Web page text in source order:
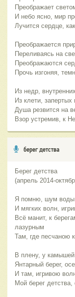
Преображает
И небо ясно, мир
Лучится сердце,
Преображается
Переливаясь на
Преображаются
Прочь изгоняя,
Из недр,
Из клети, запертых
Душа резвится на
Взор устремив, к
берег детства
Берег детства
(апрель 2014-
Я помню, шум воды
И мягких волн,
Всё манит, к
лазурным
Там, где песчаною
В плену, у
Янтарный берег,
И там, игривою
Мой берег детства,